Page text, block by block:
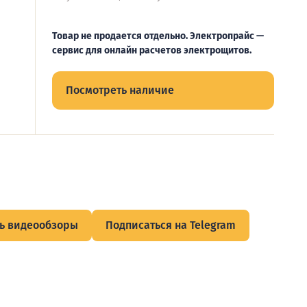
Товар не продается отдельно. Электропрайс —
сервис для онлайн расчетов электрощитов.
Посмотреть наличие
видеообзоры Подписаться на Telegram